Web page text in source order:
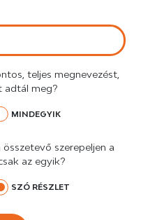
teljes megnevezést,
adtál meg?
MINDEGYIK
szerepeljen a
az egyik?
SZÓ RÉSZLET